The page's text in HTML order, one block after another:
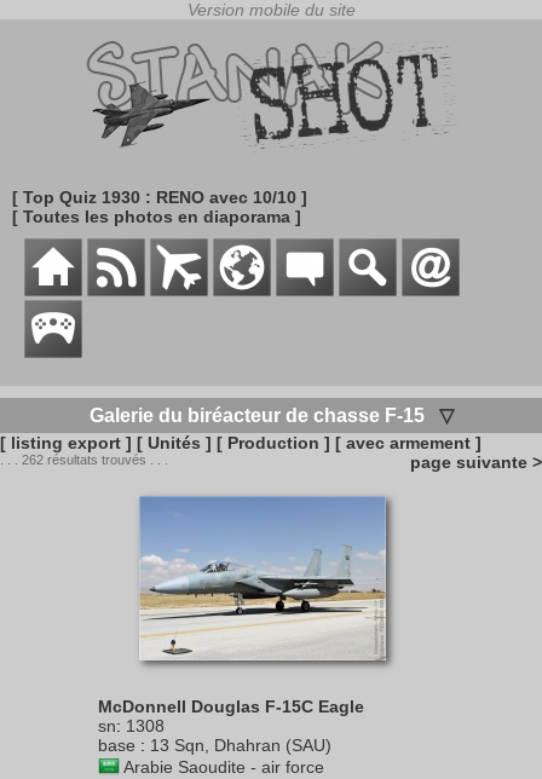
[ Top Quiz 1930 : RENO avec 10/10 ]
[ Toutes les photos en diaporama ]
Galerie du biréacteur de chasse F-15 ▽
[ listing export ] [ Unités ] [ Production ] [ avec armement ]
. . . 262 résultats trouvés . . . page suivante >
McDonnell Douglas F-15C Eagle
sn: 1308
base : 13 Sqn, Dhahran (SAU)
Arabie Saoudite - air force